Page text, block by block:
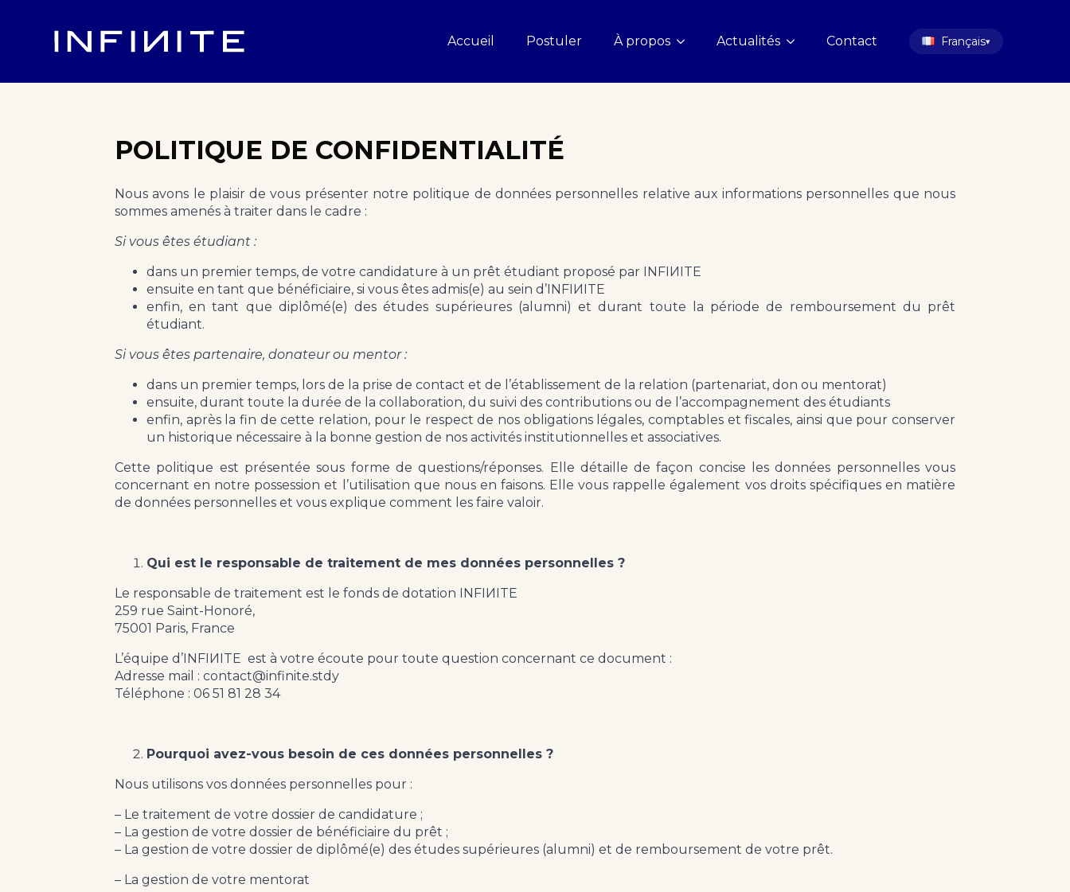
Accueil Postuler À propos Actualités Contact Français▾
POLITIQUE DE CONFIDENTIALITÉ
Nous avons le plaisir de vous présenter notre politique de données personnelles relative aux informations personnelles que nous
sommes amenés à traiter dans le cadre :
Si vous êtes étudiant :
dans un premier temps, de votre candidature à un prêt étudiant proposé par INFIИITE
ensuite en tant que bénéficiaire, si vous êtes admis(e) au sein d’INFIИITE
enfin, en tant que diplômé(e) des études supérieures (alumni) et durant toute la période de remboursement du prêt
étudiant.
Si vous êtes partenaire, donateur ou mentor :
dans un premier temps, lors de la prise de contact et de l’établissement de la relation (partenariat, don ou mentorat)
ensuite, durant toute la durée de la collaboration, du suivi des contributions ou de l’accompagnement des étudiants
enfin, après la fin de cette relation, pour le respect de nos obligations légales, comptables et fiscales, ainsi que pour conserver
un historique nécessaire à la bonne gestion de nos activités institutionnelles et associatives.
Cette politique est présentée sous forme de questions/réponses. Elle détaille de façon concise les données personnelles vous
concernant en notre possession et l’utilisation que nous en faisons. Elle vous rappelle également vos droits spécifiques en matière
de données personnelles et vous explique comment les faire valoir.
Qui est le responsable de traitement de mes données personnelles ?
Le responsable de traitement est le fonds de dotation INFIИITE
259 rue Saint-Honoré,
75001 Paris, France
L’équipe d’INFIИITE est à votre écoute pour toute question concernant ce document :
Adresse mail : contact@infinite.stdy
Téléphone : 06 51 81 28 34
Pourquoi avez-vous besoin de ces données personnelles ?
Nous utilisons vos données personnelles pour :
– Le traitement de votre dossier de candidature ;
– La gestion de votre dossier de bénéficiaire du prêt ;
– La gestion de votre dossier de diplômé(e) des études supérieures (alumni) et de remboursement de votre prêt.
– La gestion de votre mentorat